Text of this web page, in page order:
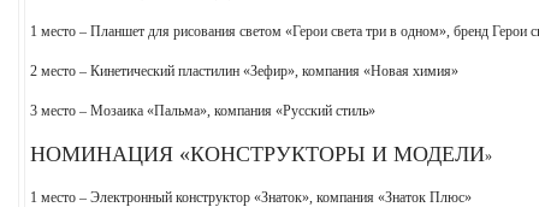
1 место – Планшет для рисования светом «Герои света три в одном», бренд Герои
2 место – Кинетический пластилин «Зефир», компания «Новая химия»
3 место – Мозаика «Пальма», компания «Русский стиль»
НОМИНАЦИЯ «КОНСТРУКТОРЫ И МОДЕЛИ»
1 место – Электронный конструктор «Знаток», компания «Знаток Плюс»